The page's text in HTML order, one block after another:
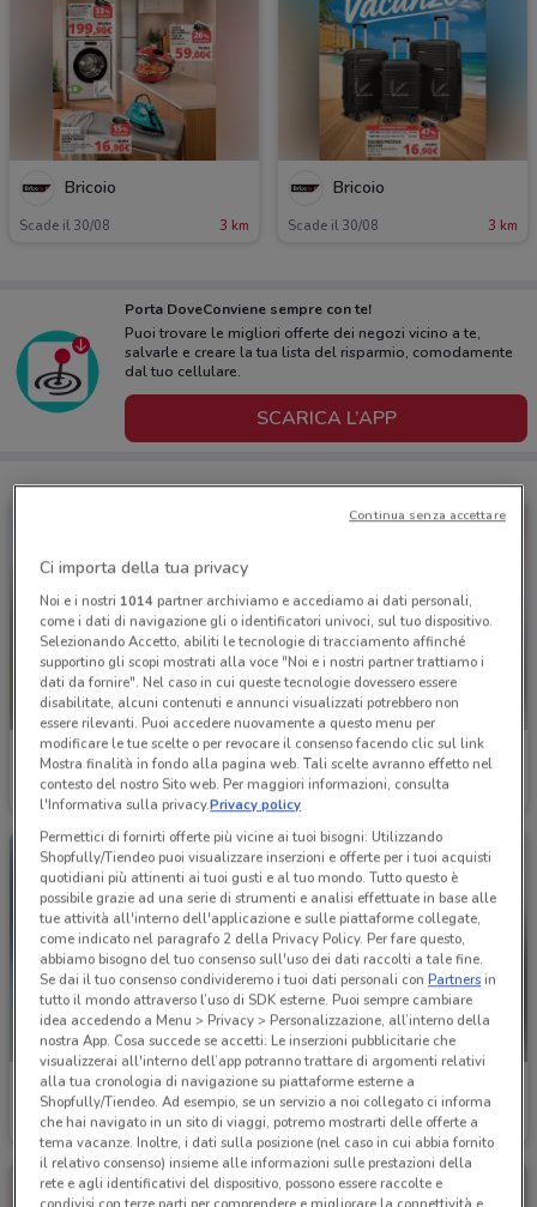
Bricoio
Scade il 30/08 3 km
Bricoio
Scade il 30/08 3 km
Porta DoveConviene sempre con te!
Puoi trovare le migliori offerte dei negozi vicino a te,
salvarle e creare la tua lista del risparmio, comodamente
dal tuo cellulare.
SCARICA L’APP
Bricoio
Scade il 30/08 3 km
Bricoio
Scade il 30/09
Bricoio
Scade il 06/09 3 km
Fiamma
Scade il 31/12 4.3 km
Ci importa della tua privacy
Noi e i nostri 1014partner archiviamo e accediamo ai dati personali,
come i dati di navigazione gli o identificatori univoci, sul tuo dispositivo.
Selezionando Accetto, abiliti le tecnologie di tracciamento affinché
supportino gli scopi mostrati alla voce "Noi e i nostri partner trattiamo i
dati da fornire". Nel caso in cui queste tecnologie dovessero essere
disabilitate, alcuni contenuti e annunci visualizzati potrebbero non
essere rilevanti. Puoi accedere nuovamente a questo menu per
modificare le tue scelte o per revocare il consenso facendo clic sul link
Mostra finalità in fondo alla pagina web. Tali scelte avranno effetto nel
contesto del nostro Sito web. Per maggiori informazioni, consulta
l'Informativa sulla privacy.Privacy policy
Permettici di fornirti offerte più vicine ai tuoi bisogni: Utilizzando
Shopfully/Tiendeo puoi visualizzare inserzioni e offerte per i tuoi acquisti
quotidiani più attinenti ai tuoi gusti e al tuo mondo. Tutto questo è
possibile grazie ad una serie di strumenti e analisi effettuate in base alle
tue attività all'interno dell'applicazione e sulle piattaforme collegate,
come indicato nel paragrafo 2 della Privacy Policy. Per fare questo,
abbiamo bisogno del tuo consenso sull'uso dei dati raccolti a tale fine.
Se dai il tuo consenso condivideremo i tuoi dati personali conPartnersin
tutto il mondo attraverso l’uso di SDK esterne. Puoi sempre cambiare
idea accedendo a Menu > Privacy > Personalizzazione, all’interno della
nostra App. Cosa succede se accetti: Le inserzioni pubblicitarie che
visualizzerai all'interno dell’app potranno trattare di argomenti relativi
alla tua cronologia di navigazione su piattaforme esterne a
Shopfully/Tiendeo. Ad esempio, se un servizio a noi collegato ci informa
che hai navigato in un sito di viaggi, potremo mostrarti delle offerte a
tema vacanze. Inoltre, i dati sulla posizione (nel caso in cui abbia fornito
il relativo consenso) insieme alle informazioni sulle prestazioni della
rete e agli identificativi del dispositivo, possono essere raccolte e
condivisi con terze parti per comprendere e migliorare la connettività e
Continua senza accettare